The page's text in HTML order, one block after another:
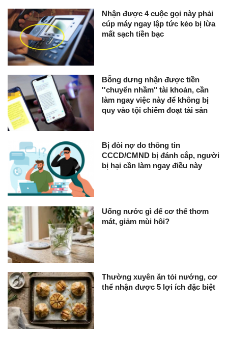
Nhận được 4 cuộc gọi này phải
cúp máy ngay lập tức kẻo bị lừa
mất sạch tiền bạc
Bỗng dưng nhận được tiền
''chuyển nhầm" tài khoản, cần
làm ngay việc này để không bị
quy vào tội chiếm đoạt tài sản
Bị đòi nợ do thông tin
CCCD/CMND bị đánh cắp, người
bị hại cần làm ngay điều này
Uống nước gì để cơ thể thơm
mát, giảm mùi hôi?
Thường xuyên ăn tỏi nướng, cơ
thể nhận được 5 lợi ích đặc biệt